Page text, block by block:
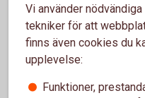
Avgift 700 kronor
pris för de tjänster som
Rabatterad
Vi använder
tekniker för att
finns även cookies du
upplevelse:
Funktioner,